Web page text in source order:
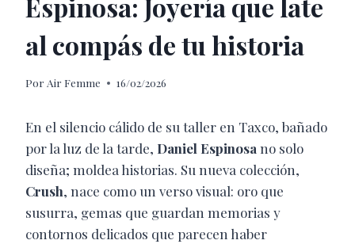
al compás de tu historia
Por Air Femme 16/02/2026
En el silencio cálido de su taller en Taxco, bañado
por la luz de la tarde, Daniel Espinosa no solo
diseña; moldea historias. Su nueva colección,
Crush, nace como un verso visual: oro que
susurra, gemas que guardan memorias y
contornos delicados que parecen haber